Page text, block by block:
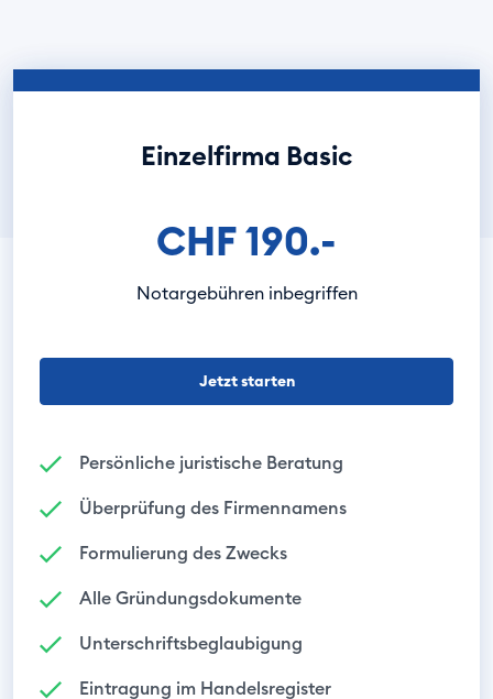
Einzelfirma Basic
CHF 190.-
Notargebühren inbegriffen
Jetzt starten
Persönliche juristische Beratung
Überprüfung des Firmennamens
Formulierung des Zwecks
Alle Gründungsdokumente
Unterschriftsbeglaubigung
Eintragung im Handelsregister